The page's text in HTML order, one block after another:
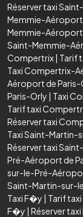
Réserver taxi
Memmie-Aéroport
Memmie-Aéroport
Saint-Memmie-
Compertrix| Tarif
Taxi Compertrix-
Aéroport de Paris-
Paris-Orly | Taxi
Tarif taxi
Réserver taxi
Taxi Saint-Martin-
Réserver taxi
Pré-Aéroport de
sur-le-Pré-
Saint-Martin-sur-
Taxi F�y | Tarif
F�y | Réserver